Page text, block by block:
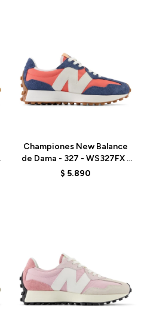
Championes New Balance
de Dama - 327 - WS327FX -
VINTAGE INDIGO
$ 5.890